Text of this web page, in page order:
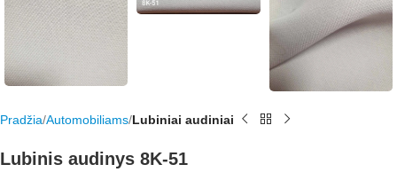
Pradžia Automobiliams Lubiniai audiniai
Lubinis audinys 8K-51